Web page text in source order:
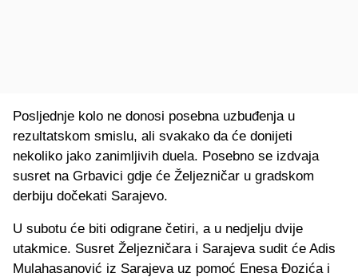
Posljednje kolo ne donosi posebna uzbuđenja u
rezultatskom smislu, ali svakako da će donijeti
nekoliko jako zanimljivih duela. Posebno se izdvaja
susret na Grbavici gdje će Željezničar u gradskom
derbiju dočekati Sarajevo.
U subotu će biti odigrane četiri, a u nedjelju dvije
utakmice. Susret Željezničara i Sarajeva sudit će Adis
Mulahasanović iz Sarajeva uz pomoć Enesa Đozića i